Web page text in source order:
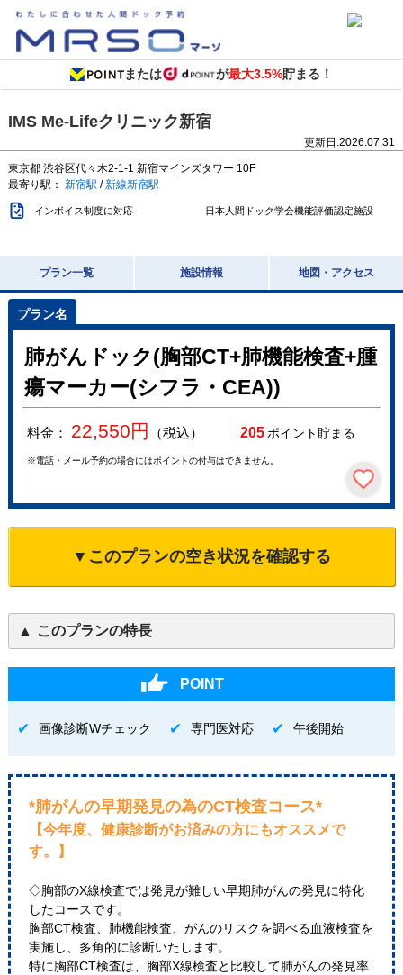
または が最大3.5%貯まる！
IMS Me-Lifeクリニック新宿
更新日:2026.07.31
東京都 渋谷区代々木2-1-1 新宿マインズタワー 10F
最寄り駅： 新宿駅 /新線新宿駅
インボイス制度に対応 日本人間ドック学会機能評価認定施設
プラン一覧 施設情報 地図・アクセス
肺がんドック(胸部CT+肺機能検査+腫
瘍マーカー(シフラ・CEA))
料金： 22,550円 （税込） 205ポイント貯まる
※電話・メール予約の場合にはポイントの付与はできません。
▼このプランの空き状況を確認する
このプランの特長
POINT
画像診断Wチェック 専門医対応 午後開始
*肺がんの早期発見の為のCT検査コース*
【今年度、健康診断がお済みの方にもオススメで
す。】
◇胸部のX線検査では発見が難しい早期肺がんの発見に特化
したコースです。
胸部CT検査、肺機能検査、がんのリスクを調べる血液検査を
実施し、多角的に診断いたします。
特に胸部CT検査は、胸部X線検査と比較して肺がんの発見率